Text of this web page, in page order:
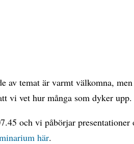
av temat är varmt välkomna,
vi vet hur många som dyker upp.
och vi påbörjar
här.